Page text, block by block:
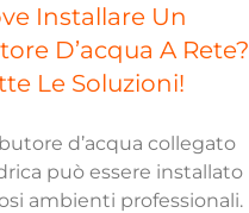
Installare Un
D’acqua A Rete?
Le Soluzioni!
d’acqua collegato
può essere installato
ambienti professionali.